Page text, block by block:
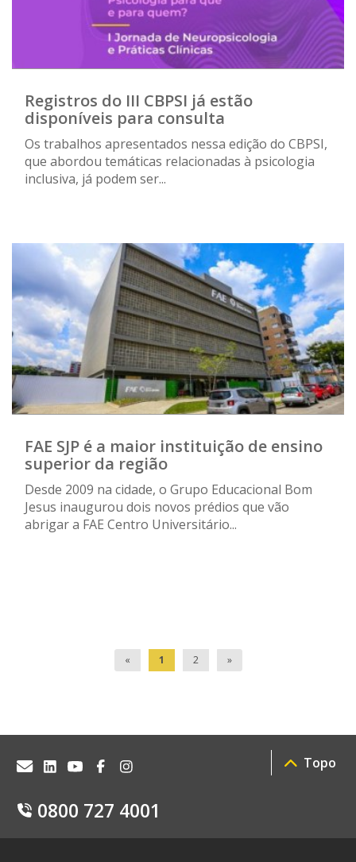
Registros do III CBPSI já estão
disponíveis para consulta
Os trabalhos apresentados nessa edição do CBPSI,
que abordou temáticas relacionadas à psicologia
inclusiva, já podem ser...
FAE SJP é a maior instituição de ensino
superior da região
Desde 2009 na cidade, o Grupo Educacional Bom
Jesus inaugurou dois novos prédios que vão
abrigar a FAE Centro Universitário...
« 1 2 »
0800 727 4001
Topo